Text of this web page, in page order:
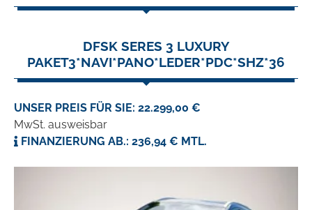
DFSK SERES 3 LUXURY
PAKET3*NAVI*PANO*LEDER*PDC*SHZ*36
UNSER PREIS FÜR SIE: 22.299,00 €
MwSt. ausweisbar
FINANZIERUNG AB.: 236,94 € MTL.